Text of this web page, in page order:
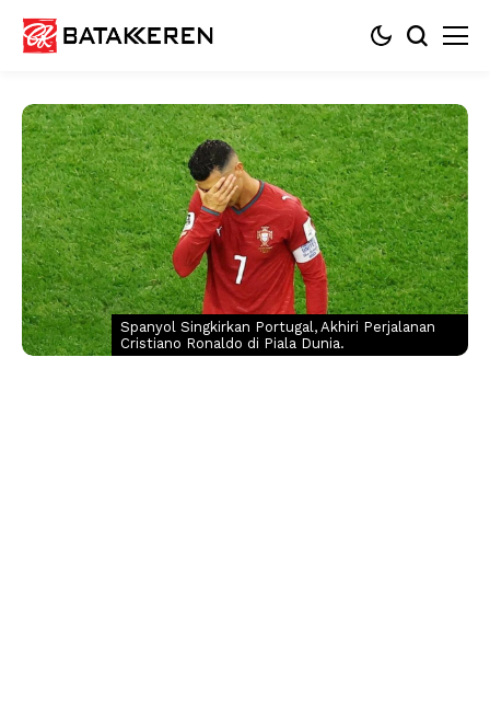
Spanyol Singkirkan Portugal, Akhiri Perjalanan
Cristiano Ronaldo di Piala Dunia.